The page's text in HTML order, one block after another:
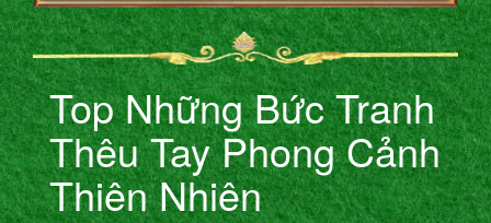
Top Những Bức Tranh
Thêu Tay Phong Cảnh
Thiên Nhiên